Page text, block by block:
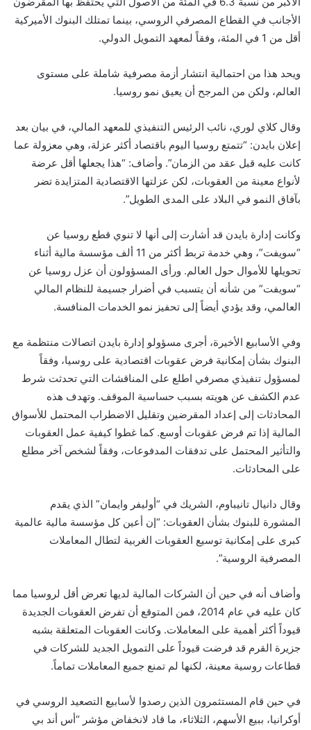
الأجانب في القطاع المصرفي الروسي، بينما تمتلك البنوك الأميركية
أقل من 1 في المئة، وفقاً لمعهد التمويل الدولي.
ويحد هذا من احتمالية انتشار أزمة مصرفية شاملة على مستوى
العالم، ولكن من المرجح أن يعيق نمو روسيا.
وقال كلاي لوري، نائب الرئيس التنفيذي للمعهد المالي، في بيان بعد
إعلان بايدن: “تتمتع روسيا اليوم باقتصاد أكثر عزلة، وهي معزولة عما
كانت عليه قبل عقد من الزمان”. وأضاف: “هذا يجعلها أقل عرضة
لأنواع معينة من العقوبات، لكن عزلتها الاقتصادية المتزايدة تضر
بآفاق النمو في البلاد على المدى الطويل”.
وكانت إدارة بايدن قد أشارت إلى أنها لا تنوي قطع روسيا عن
“سويفت”، وهي خدمة تربط أكثر من 11 ألف مؤسسة مالية أثناء
تحويلها للأموال حول العالم. ورأى المسؤولون أن عزل روسيا عن
“سويفت” من شأنه أن يتسبب في أضرار جسيمة للنظام المالي
العالمي، وقد يؤدي أيضاً إلى تحفيز نمو الخدمات المنافسة.
وفي الأسابيع الأخيرة، أجرى مسؤولو إدارة بايدن اتصالات منتظمة مع
البنوك بشأن إمكانية فرض عقوبات اقتصادية على روسيا، وفقاً
لمسؤول تنفيذي مصرفي اطلع على المناقشات التي تحدثت شرط
عدم الكشف عن هويته بسبب حساسية الموقف. وتهدف هذه
المحادثات إلى إعداد المقرضين وتقليل الاضطراب المحتمل للأسواق
المالية إذا تم فرض عقوبات أوسع. كما غطوا كيفية عمل العقوبات
والتأثير المحتمل على تدفقات المدفوعات، وفقاً لشخص آخر مطلع
على المحادثات.
وقال دانيال تانيباوم، الشريك في “أوليفر وايمان” الذي يقدم
المشورة للبنوك بشأن العقوبات: “إن أعين كل مؤسسة مالية عالمية
كبرى على إمكانية توسيع العقوبات الغربية لتطال المعاملات
المصرفية الروسية”.
وأضاف أنه في حين أن الشركات المالية لديها تعرض أقل لروسيا مما
كان عليه في عام 2014، فمن المتوقع أن تفرض العقوبات الجديدة
قيوداً أكثر أهمية على المعاملات. وكانت العقوبات المتعلقة بشبه
جزيرة القرم قد فرضت قيوداً على التمويل الجديد للشركات في
قطاعات روسية معينة، لكنها لم تمنع جميع المعاملات تماماً.
في حين قام المستثمرون الذين رصدوا لأسابيع التصعيد الروسي في
أوكرانيا، ببيع الأسهم، الثلاثاء، ما قاد لانخفاض مؤشر “أس أند بي